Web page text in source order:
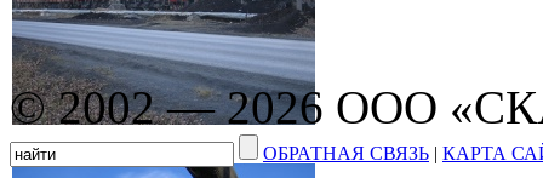
© 2002 — 2026 ООО
ОБРАТНАЯ СВЯЗЬ | КАРТА